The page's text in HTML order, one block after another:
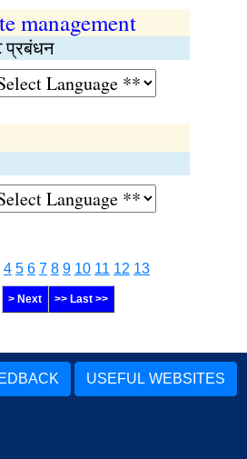
management
प्रबंधन
4 5 6 7 8 9 10 11 12 13
> Next >> Last >>
USEFUL WEBSITES